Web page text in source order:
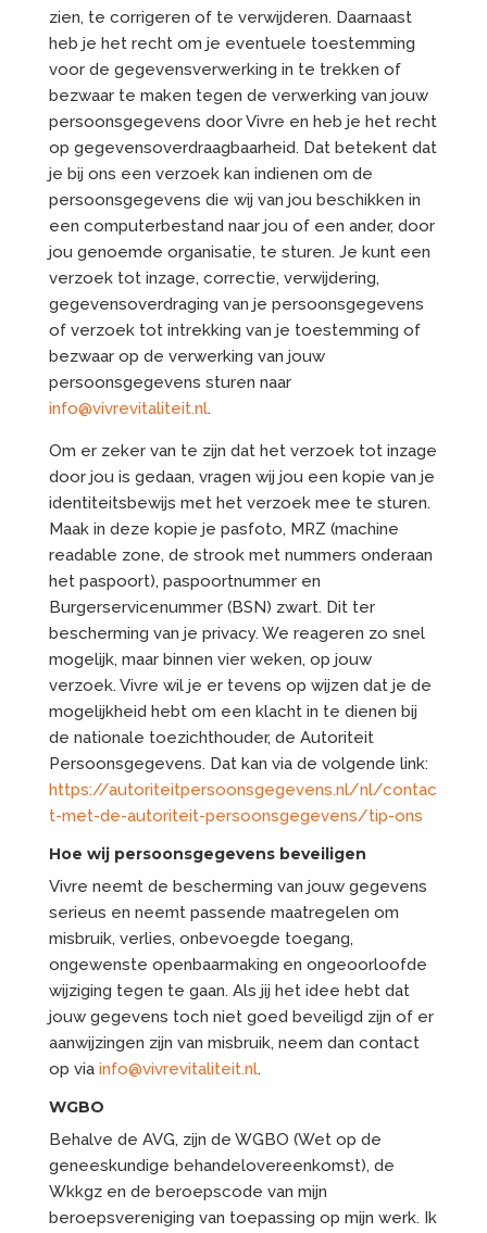
zien, te corrigeren of te verwijderen. Daarnaast
heb je het recht om je eventuele toestemming
voor de gegevensverwerking in te trekken of
bezwaar te maken tegen de verwerking van jouw
persoonsgegevens door Vivre en heb je het recht
op gegevensoverdraagbaarheid. Dat betekent dat
je bij ons een verzoek kan indienen om de
persoonsgegevens die wij van jou beschikken in
een computerbestand naar jou of een ander, door
jou genoemde organisatie, te sturen. Je kunt een
verzoek tot inzage, correctie, verwijdering,
gegevensoverdraging van je persoonsgegevens
of verzoek tot intrekking van je toestemming of
bezwaar op de verwerking van jouw
persoonsgegevens sturen naar
info@vivrevitaliteit.nl.
Om er zeker van te zijn dat het verzoek tot inzage
door jou is gedaan, vragen wij jou een kopie van je
identiteitsbewijs met het verzoek mee te sturen.
Maak in deze kopie je pasfoto, MRZ (machine
readable zone, de strook met nummers onderaan
het paspoort), paspoortnummer en
Burgerservicenummer (BSN) zwart. Dit ter
bescherming van je privacy. We reageren zo snel
mogelijk, maar binnen vier weken, op jouw
verzoek. Vivre wil je er tevens op wijzen dat je de
mogelijkheid hebt om een klacht in te dienen bij
de nationale toezichthouder, de Autoriteit
Persoonsgegevens. Dat kan via de volgende link:
https://autoriteitpersoonsgegevens.nl/nl/contac
t-met-de-autoriteit-persoonsgegevens/tip-ons
Hoe wij persoonsgegevens beveiligen
Vivre neemt de bescherming van jouw gegevens
serieus en neemt passende maatregelen om
misbruik, verlies, onbevoegde toegang,
ongewenste openbaarmaking en ongeoorloofde
wijziging tegen te gaan. Als jij het idee hebt dat
jouw gegevens toch niet goed beveiligd zijn of er
aanwijzingen zijn van misbruik, neem dan contact
op via info@vivrevitaliteit.nl.
WGBO
Behalve de AVG, zijn de WGBO (Wet op de
geneeskundige behandelovereenkomst), de
Wkkgz en de beroepscode van mijn
beroepsvereniging van toepassing op mijn werk. Ik